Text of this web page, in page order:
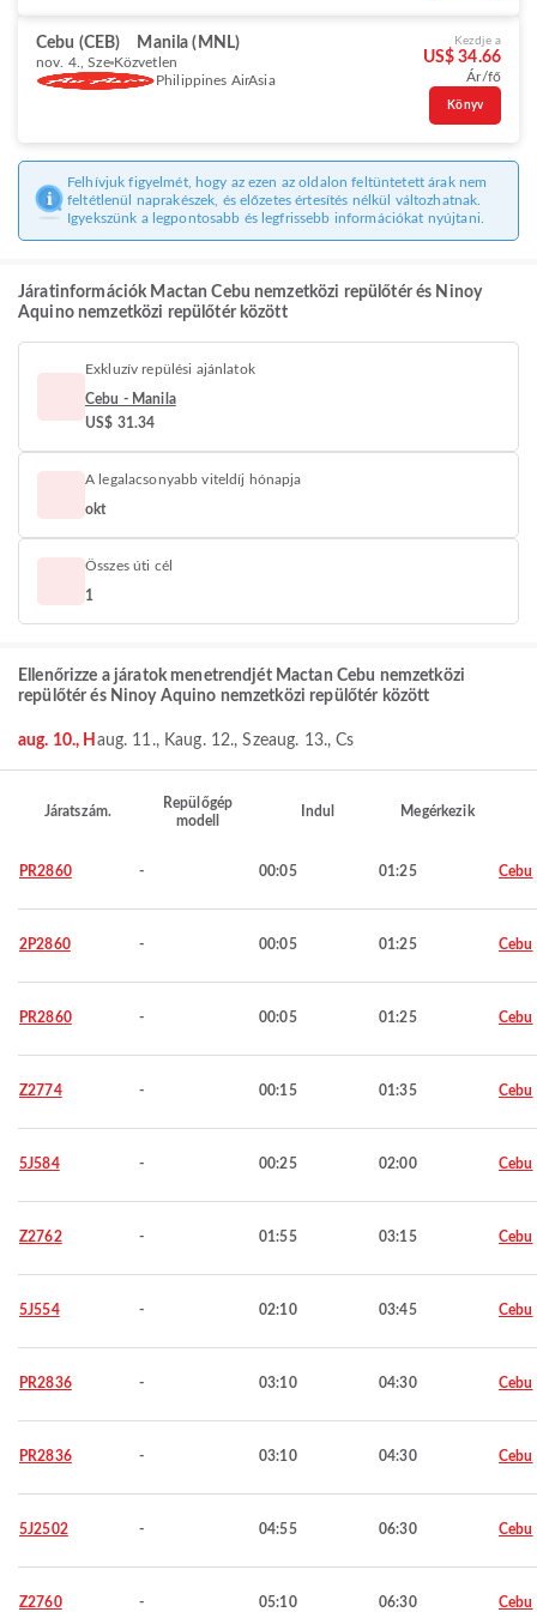
Cebu (CEB) Manila (MNL)
nov. 4., Sze Közvetlen
Philippines AirAsia
Kezdje a
US$ 34.66
Ár/fő
Könyv
Felhívjuk figyelmét, hogy az ezen az oldalon feltüntetett árak nem
feltétlenül naprakészek, és előzetes értesítés nélkül változhatnak.
Igyekszünk a legpontosabb és legfrissebb információkat nyújtani.
Járatinformációk Mactan Cebu nemzetközi repülőtér és Ninoy
Aquino nemzetközi repülőtér között
Exkluzív repülési ajánlatok
Cebu - Manila
US$ 31.34
A legalacsonyabb viteldíj hónapja
okt
Összes úti cél
1
Ellenőrizze a járatok menetrendjét Mactan Cebu nemzetközi
repülőtér és Ninoy Aquino nemzetközi repülőtér között
aug. 10., H aug. 11., Kaug. 12., Szeaug. 13., Cs
Járatszám.
Repülőgép
modell
Indul Megérkezik
PR2860 - 00:05 01:25 Cebu
2P2860 - 00:05 01:25 Cebu
PR2860 - 00:05 01:25 Cebu
Z2774 - 00:15 01:35 Cebu
5J584 - 00:25 02:00 Cebu
Z2762 - 01:55 03:15 Cebu
5J554 - 02:10 03:45 Cebu
PR2836 - 03:10 04:30 Cebu
PR2836 - 03:10 04:30 Cebu
5J2502 - 04:55 06:30 Cebu
Z2760 - 05:10 06:30 Cebu